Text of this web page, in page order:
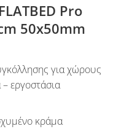
FLATBED Pro
50x50mm
για χώρους
εργοστάσια
κράμα